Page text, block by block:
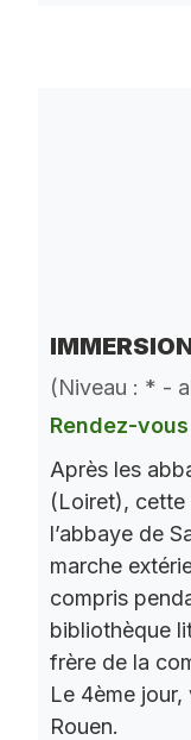
(Niveau : * -
Rendez-
Après les
(Loiret), cette
l’abbaye de
marche
compris
bibliothèque
frère de la
Le 4ème
Rouen.